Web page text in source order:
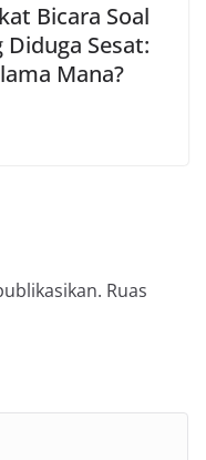
Bicara Soal
Sesat:
Mana?
Ruas